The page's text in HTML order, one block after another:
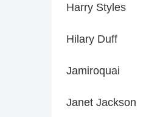
Harry Styles
Hilary Duff
Jamiroquai
Janet Jackson